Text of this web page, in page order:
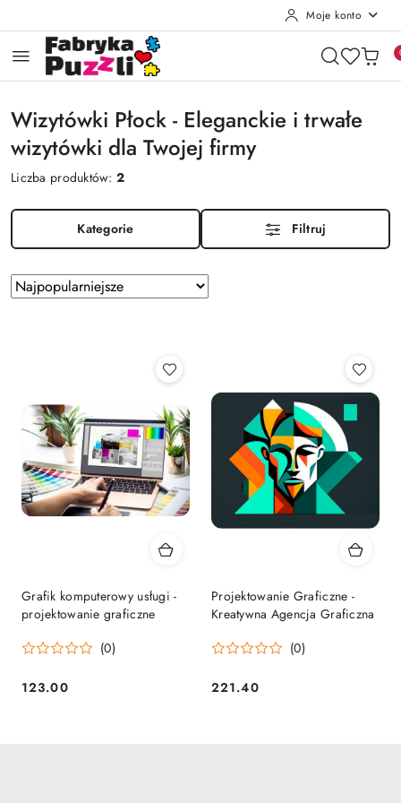
Moje konto
Wizytówki Płock - Eleganckie i trwałe
wizytówki dla Twojej firmy
Liczba produktów:2
Kategorie Filtruj
Zastosowano
sortowanie:
Sortuj
według
Grafik komputerowy usługi -
projektowanie graficzne
(0)
Cena:
123.00
Projektowanie Graficzne -
Kreatywna Agencja Graficzna
(0)
Cena:
221.40